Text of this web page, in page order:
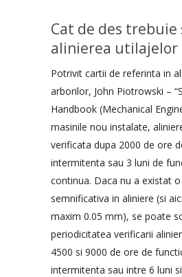
Cat de des trebuie
alinierea utilajelor
Potrivit cartii de referinta in
arborilor, John Piotrowski –
Handbook (Mechanical
masinile nou instalate,
verificata dupa 2000 de ore
intermitenta sau 3 luni de
continua. Daca nu a existat
semnificativa in aliniere (si
maxim 0.05 mm), se poate
periodicitatea verificarii
4500 si 9000 de ore de
intermitenta sau intre 6 luni